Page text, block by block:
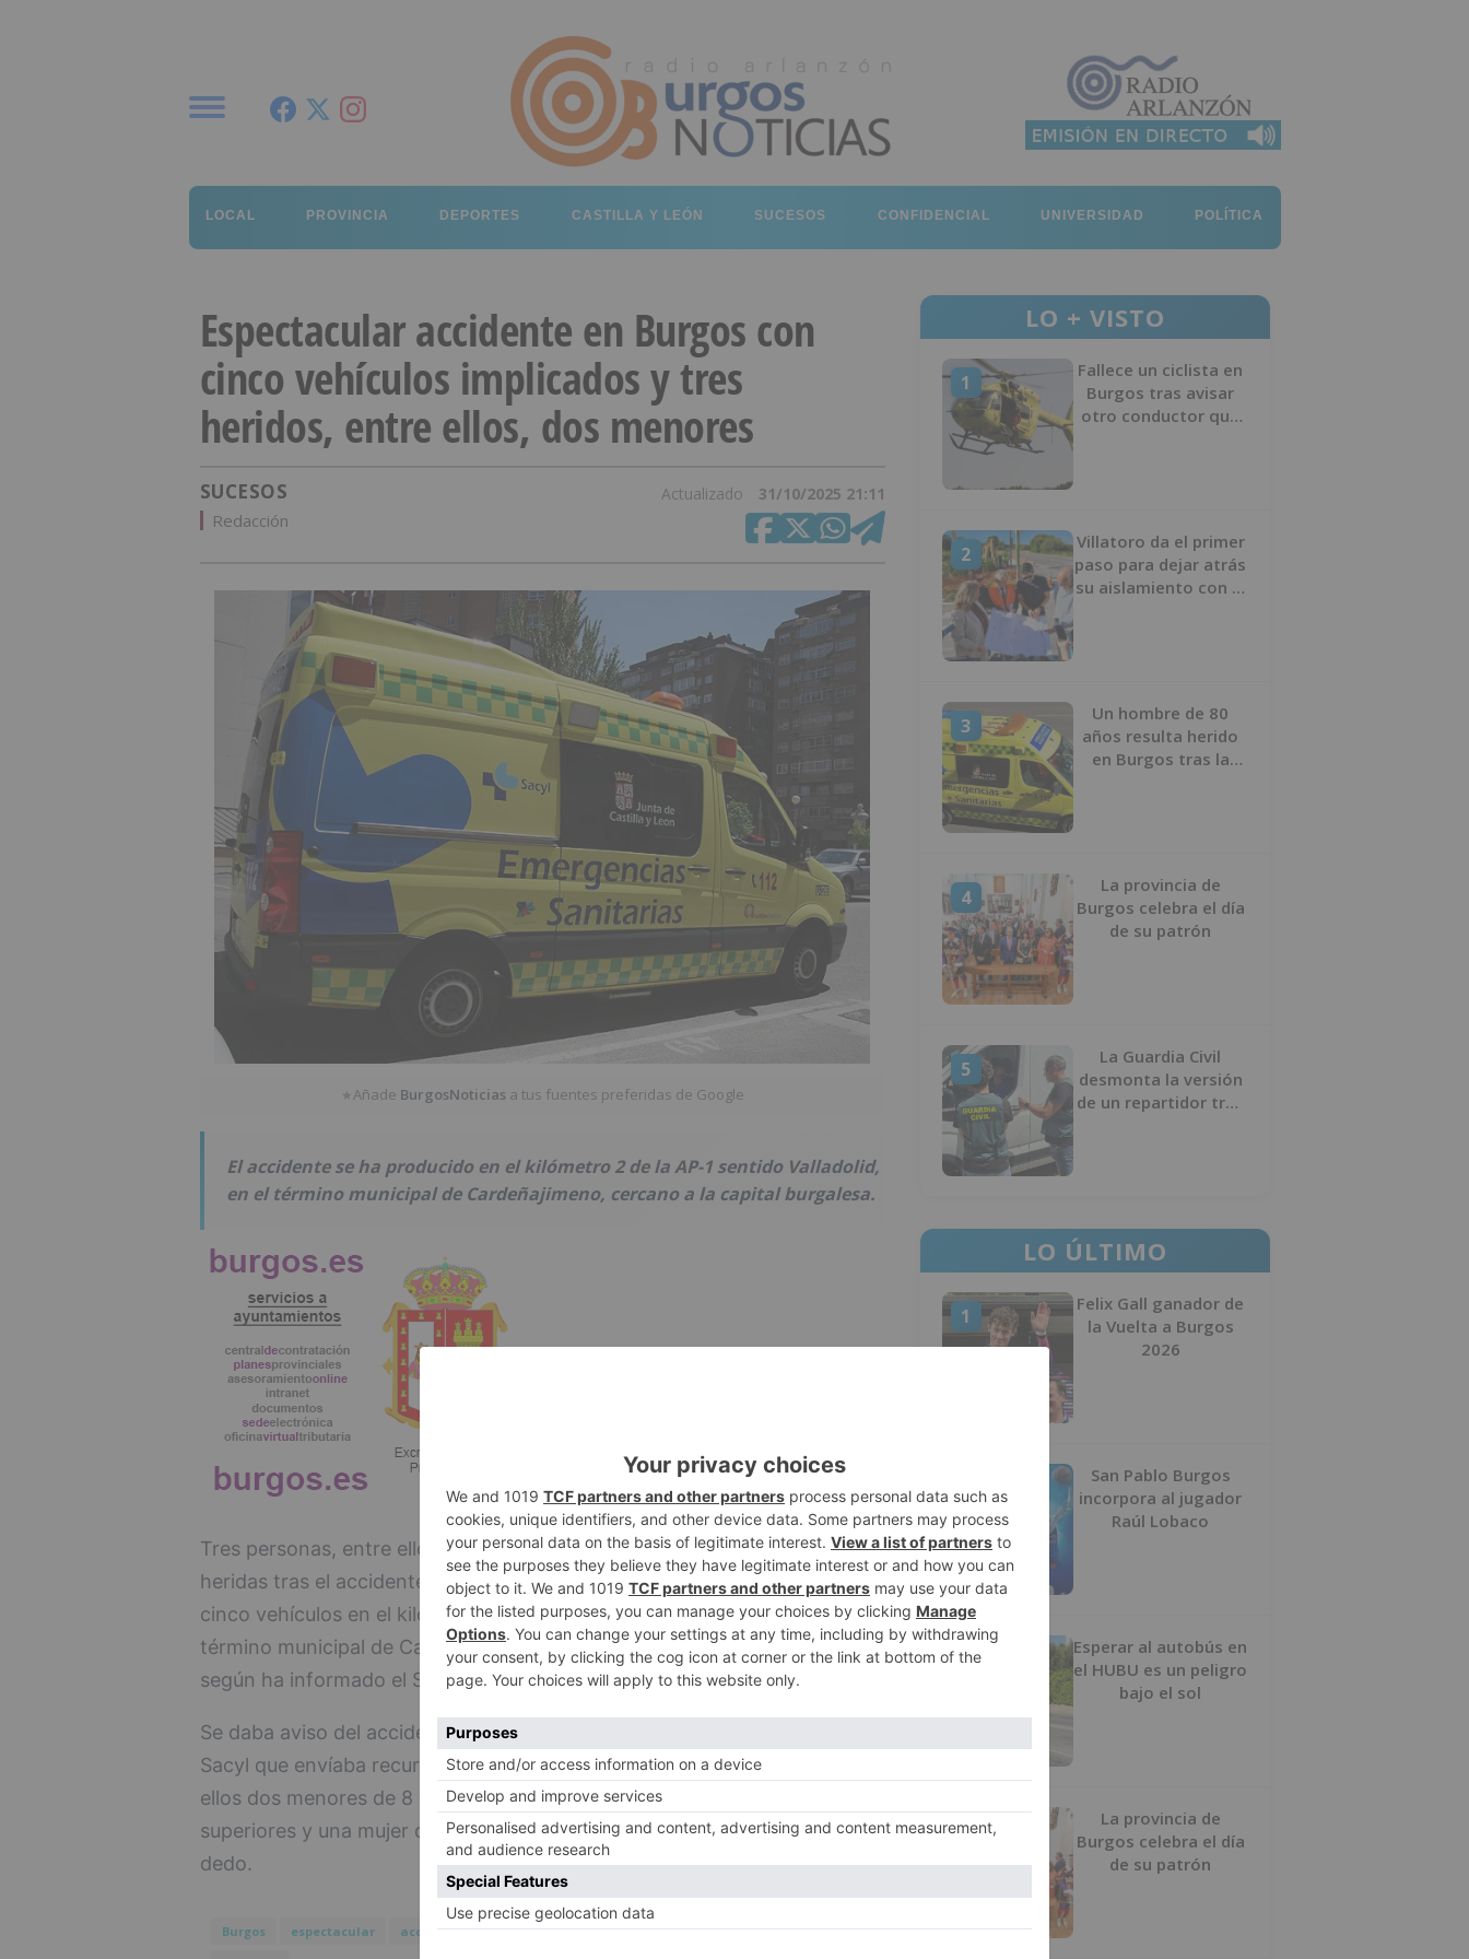
LOCAL PROVINCIA DEPORTES CASTILLA Y LEÓN SUCESOS CONFIDENCIAL UNIVERSIDAD POLÍTICA
Espectacular accidente en Burgos con
cinco vehículos implicados y tres
heridos, entre ellos, dos menores
SUCESOS Actualizado 31/10/2025 21:11
Redacción
★Añade BurgosNoticias a tus fuentes preferidas de Google
El accidente se ha producido en el kilómetro 2 de la AP-1 sentido Valladolid,
en el término municipal de Cardeñajimeno, cercano a la capital burgalesa.
Tres personas, entre ellos dos menores de 8 y 10 años han resultado
heridas tras el accidente de tráfico en el que se han visto implicados
cinco vehículos en el kilómetro 2 de la AP-1 sentido Valladolid, en el
término municipal de Cardeñajimeno, cercano a la capital burgalesa,
según ha informado el Servicio de Emergencias 112 Castilla y León.
Se daba aviso del accidente a la Guardia Civil de Tráfico de Burgos y al
Sacyl que envíaba recursos sanitarios para atender a los heridos, entre
ellos dos menores de 8 y 10 años con dolores en las extremidades
superiores y una mujer de unos 35 años con posible fractura de en el
dedo.
Burgos espectacular accidente cinco vehículos implicados tres
heridos
LO + VISTO
1
Fallece un ciclista en
Burgos tras avisar
otro conductor que
2
Villatoro da el primer
paso para dejar atrás
su aislamiento con el
3
Un hombre de 80
años resulta herido
en Burgos tras la
4
La provincia de
Burgos celebra el día
de su patrón
5
La Guardia Civil
desmonta la versión
de un repartidor tras
LO ÚLTIMO
1
Felix Gall ganador de
la Vuelta a Burgos
2026
2
San Pablo Burgos
incorpora al jugador
Raúl Lobaco
3
Esperar al autobús en
el HUBU es un peligro
bajo el sol
4
La provincia de
Burgos celebra el día
de su patrón